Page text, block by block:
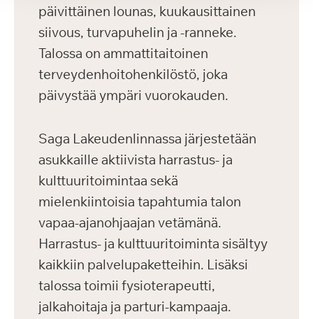
päivittäinen lounas, kuukausittainen
siivous, turvapuhelin ja -ranneke.
Talossa on ammattitaitoinen
terveydenhoitohenkilöstö, joka
päivystää ympäri vuorokauden.
Saga Lakeudenlinnassa järjestetään
asukkaille aktiivista harrastus- ja
kulttuuritoimintaa sekä
mielenkiintoisia tapahtumia talon
vapaa-ajanohjaajan vetämänä.
Harrastus- ja kulttuuritoiminta sisältyy
kaikkiin palvelupaketteihin. Lisäksi
talossa toimii fysioterapeutti,
jalkahoitaja ja parturi-kampaaja.